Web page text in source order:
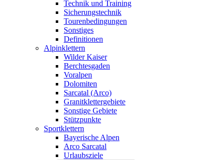
Technik und Training
Sicherungstechnik
Tourenbedingungen
Sonstiges
Definitionen
Alpinklettern
Wilder Kaiser
Berchtesgaden
Voralpen
Dolomiten
Sarcatal (Arco)
Granitklettergebiete
Sonstige Gebiete
Stützpunkte
Sportklettern
Bayerische Alpen
Arco Sarcatal
Urlaubsziele